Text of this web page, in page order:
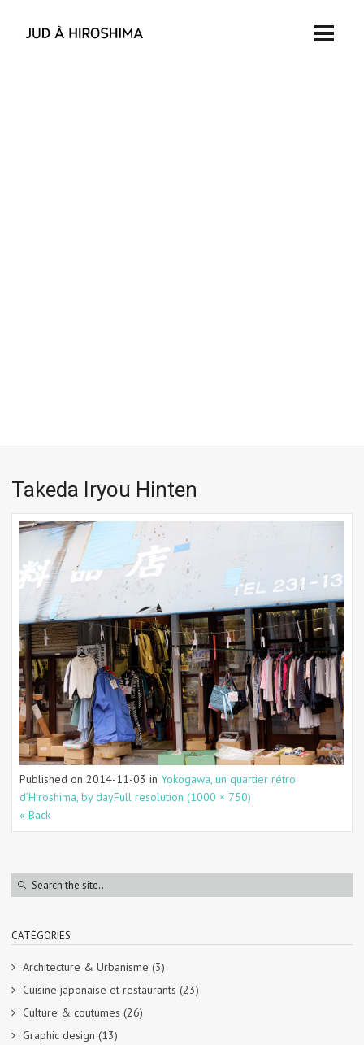
Takeda Iryou Hinten
Published on 2014-11-03 in Yokogawa, un quartier rétro
d’Hiroshima, by dayFull resolution (1000 × 750)
« Back
CATÉGORIES
Architecture & Urbanisme (3)
Cuisine japonaise et restaurants (23)
Culture & coutumes (26)
Graphic design (13)